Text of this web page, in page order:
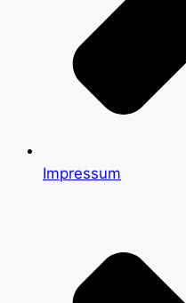
Impressum